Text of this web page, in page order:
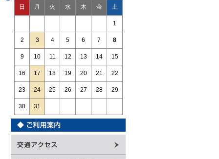
日 月 火 水 木 金 土
1
2 3 4 5 6 7 8
9 10 11 12 13 14 15
16 17 18 19 20 21 22
23 24 25 26 27 28 29
30 31